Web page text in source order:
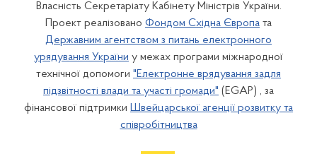
Власність Секретаріату Кабінету Міністрів України.
Проект реалізовано Фондом Східна Європа та
Державним агентством з питань електронного
урядування України у межах програми міжнародної
технічної допомоги "Електронне врядування задля
підзвітності влади та участі громади" (EGAP) , за
фінансової підтримки Швейцарської агенції розвитку та
співробітництва